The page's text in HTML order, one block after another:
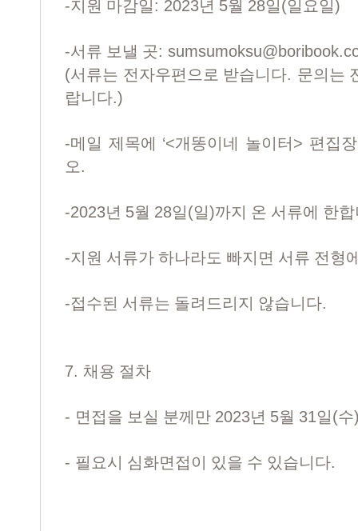
-지원 마감일: 2023년 5월 28일(일요일)
-서류 보낼 곳:
(서류는 전자우편으로 받습니다. 문의는
랍니다.)
-메일 제목에 ‘<개똥이네 놀이터 > 편집
오.
-2023년 5월 28일(일)까지 온 서류에 한
-지원 서류가 하나라도 빠지면 서류 전형
-접수된 서류는 돌려드리지 않습니다.
7. 채용 절차
- 면접을 보실 분께만 2023년 5월 31일(수
- 필요시 심화면접이 있을 수 있습니다.